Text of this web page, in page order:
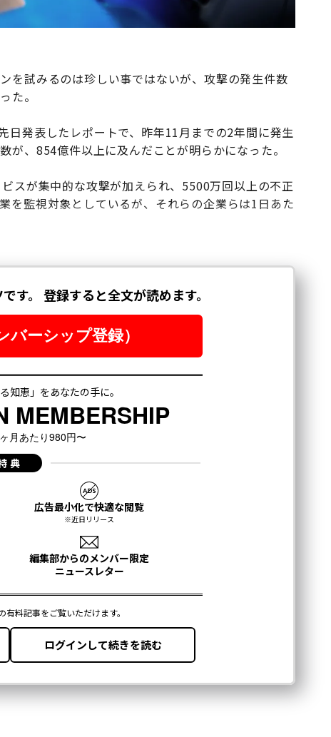
を試みるのは珍しい事ではないが、攻撃の発生件数
た。
日発表したレポートで、昨年11月までの2年間に発生
が、854億件以上に及んだことが明らかになった。
スが集中的な攻撃が加えられ、5500万回以上の不正
を監視対象としているが、それらの企業らは1日あた